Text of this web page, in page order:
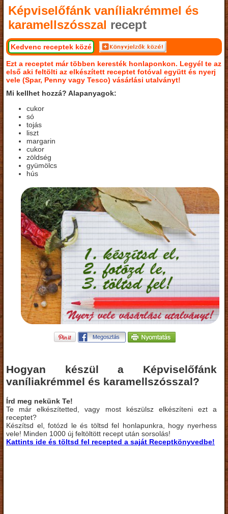
Képviselőfánk vaníliakrémmel és
karamellszósszal recept
Kedvenc receptek közé
Ezt a receptet már többen keresték honlaponkon. Legyél te az
első aki feltölti az elkészített receptet fotóval együtt és nyerj
vele (Spar, Penny vagy Tesco) vásárlási utalványt!
Mi kellhet hozzá? Alapanyagok:
cukor
só
tojás
liszt
margarin
cukor
zöldség
gyümölcs
hús
Hogyan készül a Képviselőfánk
vaníliakrémmel és karamellszósszal?
Írd meg nekünk Te!
Te már elkészítetted, vagy most készülsz elkészíteni ezt a
receptet?
Készítsd el, fotózd le és töltsd fel honlapunkra, hogy nyerhess
vele! Minden 1000 új feltöltött recept után sorsolás!
Kattints ide és töltsd fel recepted a saját Receptkönyvedbe!